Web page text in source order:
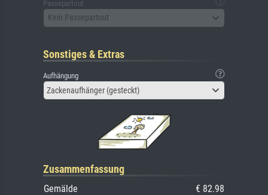
Passepartout
Kein Passepartout
Sonstiges & Extras
Aufhängung
Zackenaufhänger (gesteckt)
Zusammenfassung
Gemälde
€ 82.98